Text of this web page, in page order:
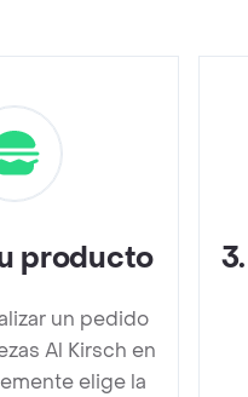
producto
un pedido
Al Kirsch en
elige la
3.